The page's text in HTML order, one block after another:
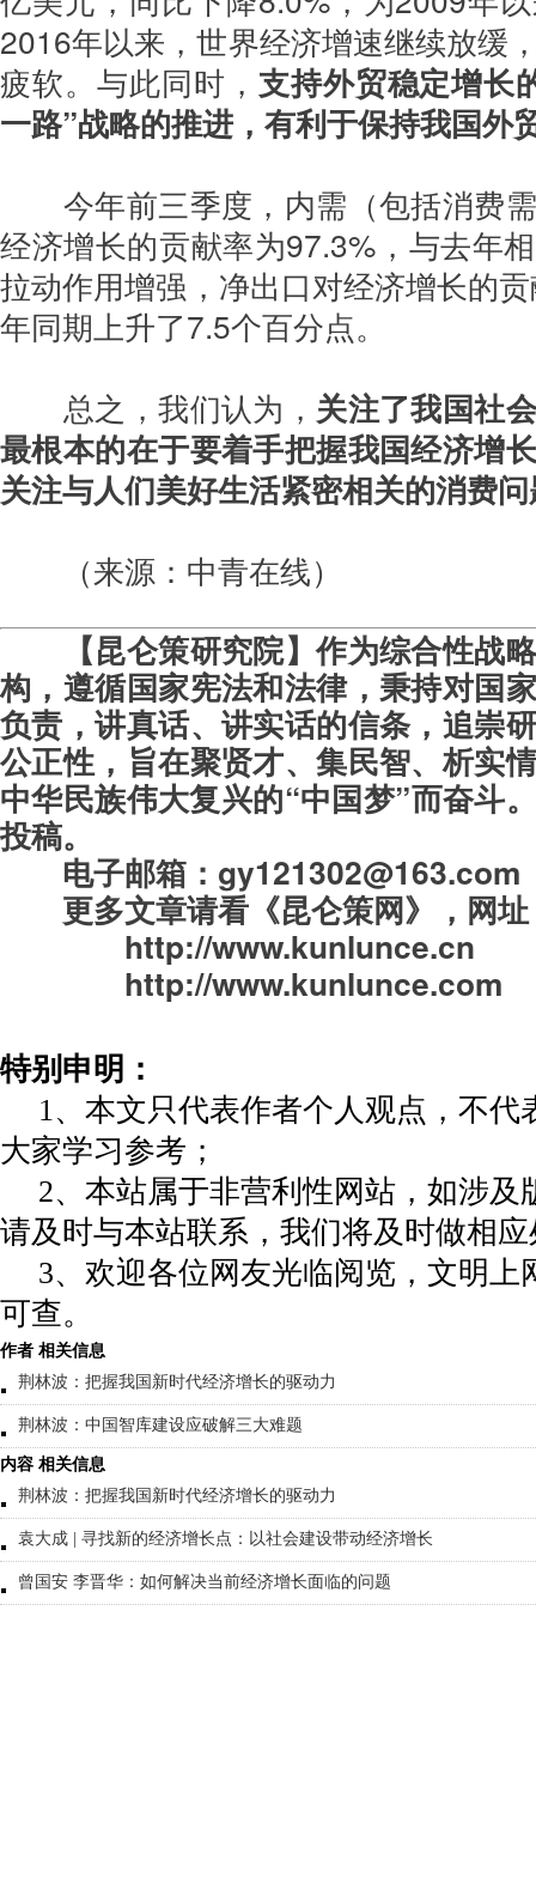
2016年以来，世界经济增速继续放缓
疲软。与此同时， 支持外贸稳定增长
一路”战略的推进，有利于保持我国外
今年前三季度，内需（包括消费
经济增长的贡献率为97.3%，与去年
拉动作用增强，净出口对经济增长的
年同期上升了7.5个百分点。
总之，我们认为， 关注了我国社
最根本的在于要着手把握我国经济增
关注与人们美好生活紧密相关的消费
（来源：中青在线）
【昆仑策研究院】作为综合性战
构，遵循国家宪法和法律，秉持对国
负责，讲真话、讲实话的信条，追崇
公正性，旨在聚贤才、集民智、析实
中华民族伟大复兴的“中国梦”而奋斗
投稿。
电子邮箱：gy121302@163.com
更多文章请看《昆仑策网》， 网
http://www.kunlunce.cn
http://www.kunlunce.com
特别申明：
1、本文只代表作者个人观点，不代
大家学习参考；
2、本站属于非营利性网站，如涉及
请及时与本站联系，我们将及时做相
3、欢迎各位网友光临阅览，文明上
可查。
作者 相关信息
荆林波：把握我国新时代经济增长的驱动力
荆林波：中国智库建设应破解三大难题
内容 相关信息
荆林波：把握我国新时代经济增长的驱动力
袁大成 | 寻找新的经济增长点：以社会建设带动经济增长
曾国安 李晋华：如何解决当前经济增长面临的问题